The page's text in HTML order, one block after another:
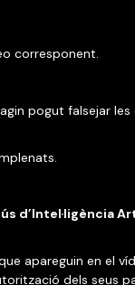
corresponent.
pogut falsejar
d’Intel·ligència
apareguin en el
dels seus